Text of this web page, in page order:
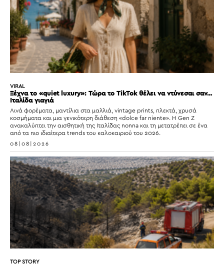
VIRAL
Ξέχνα το «quiet luxury»: Τώρα το TikTok θέλει να ντύνεσαι σαν…
Ιταλίδα γιαγιά
Λινά φορέματα, μαντίλια στα μαλλιά, vintage prints, πλεκτά, χρυσά
κοσμήματα και μια γενικότερη διάθεση «dolce far niente». Η Gen Z
ανακαλύπτει την αισθητική της Ιταλίδας nonna και τη μετατρέπει σε ένα
από τα πιο ιδιαίτερα trends του καλοκαιριού του 2026.
08|08|2026
TOP STORY